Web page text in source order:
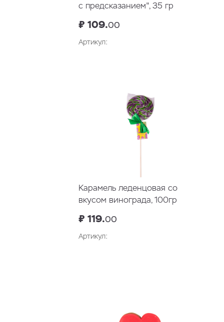
с предсказанием", 35 гр
₽ 109.00
Артикул:
Карамель леденцовая со
вкусом винограда, 100гр
₽ 119.00
Артикул: